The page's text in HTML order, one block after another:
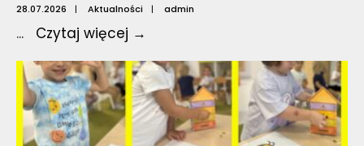
maja
28.07.2026 | Aktualności | admin
... Czytaj więcej →
żłobkowej
–
oddział
ul.